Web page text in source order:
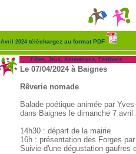
Avril 2024 téléchargez au format PDF
Fêtes, Jeux, Animations, Festivals
Le 07/04/2024 à Baignes
Rêverie nomade
Balade poétique animée par
dans Baignes le dimanche 7 avril
14h30 : départ de la mairie
16h : présentation des Forges
Suivie d'une dégustation gaufres